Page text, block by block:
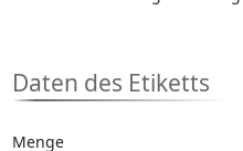
Daten des Etiketts
Menge